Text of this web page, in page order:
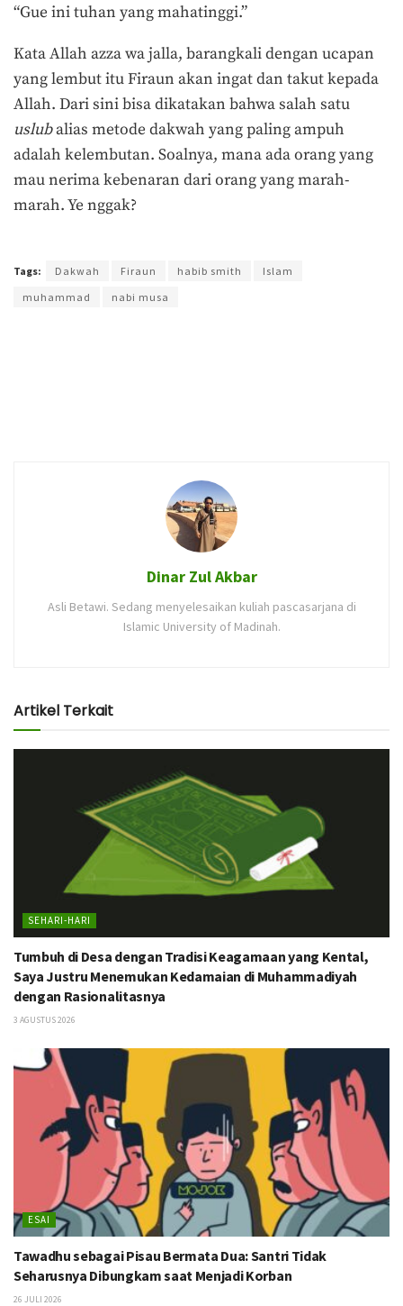
“Gue ini tuhan yang mahatinggi.”
Kata Allah azza wa jalla, barangkali dengan ucapan
yang lembut itu Firaun akan ingat dan takut kepada
Allah. Dari sini bisa dikatakan bahwa salah satu
uslubalias metode dakwah yang paling ampuh
adalah kelembutan. Soalnya, mana ada orang yang
mau nerima kebenaran dari orang yang marah-
marah. Ye nggak?
Tags: Dakwah Firaun habib smith
Islam
muhammad
nabi musa
Dinar Zul Akbar
Asli Betawi. Sedang menyelesaikan kuliah pascasarjana di
Islamic University of Madinah.
Artikel Terkait
SEHARI-HARI
Tumbuh di Desa dengan Tradisi Keagamaan yang Kental,
Saya Justru Menemukan Kedamaian di Muhammadiyah
dengan Rasionalitasnya
3 AGUSTUS 2026
ESAI
Tawadhu sebagai Pisau Bermata Dua: Santri Tidak
Seharusnya Dibungkam saat Menjadi Korban
26 JULI 2026